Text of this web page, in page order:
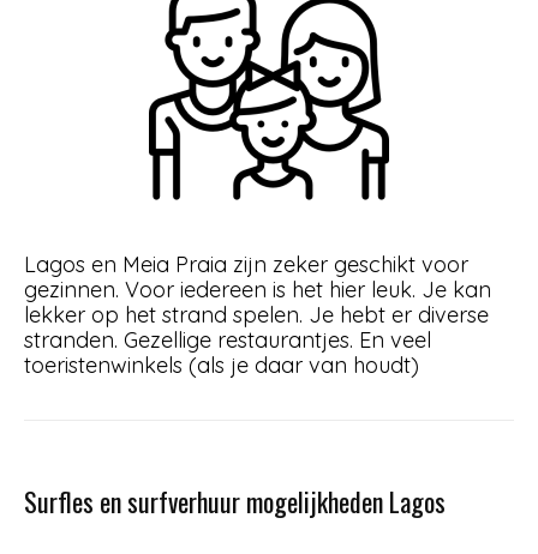
Lagos en Meia Praia zijn zeker geschikt voor
gezinnen. Voor iedereen is het hier leuk. Je kan
lekker op het strand spelen. Je hebt er diverse
stranden. Gezellige restaurantjes. En veel
toeristenwinkels (als je daar van houdt)
Surfles en surfverhuur mogelijkheden Lagos